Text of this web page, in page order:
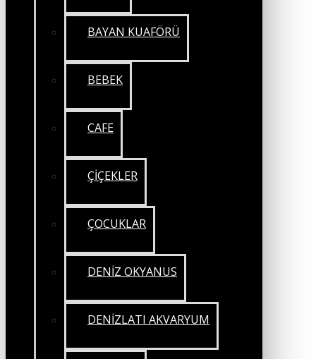
BAYAN KUAFÖRÜ
BEBEK
CAFE
ÇİÇEKLER
ÇOCUKLAR
DENİZ OKYANUS
DENİZLATI AKVARYUM